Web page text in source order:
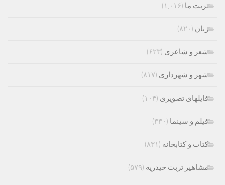
تربت ما (۱,۰۱۶)
زنان (۸۲۰)
شعر و شاعری (۶۲۳)
شهر و شهرداری (۸۱۷)
فایلهای تصویری (۱۰۴)
فیلم و سینما (۳۳۰)
کتاب و کتابخانه (۸۳۱)
مشاهیر تربت حیدریه (۵۷۹)